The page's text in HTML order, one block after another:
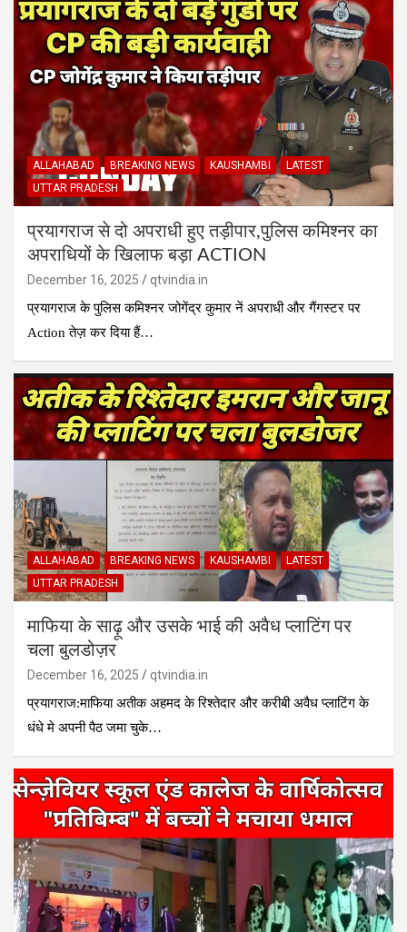
ALLAHABAD BREAKING NEWS KAUSHAMBI
LATEST
UTTAR PRADESH
प्रयागराज से दो अपराधी हुए तड़ीपार,पुलिस कमिश्नर का
अपराधियों के खिलाफ बड़ा ACTION
December 16, 2025
qtvindia.in
प्रयागराज के पुलिस कमिश्नर जोगेंद्र कुमार नें अपराधी और गैंगस्टर पर
Action तेज़ कर दिया हैं…
ALLAHABAD BREAKING NEWS KAUSHAMBI
LATEST
UTTAR PRADESH
माफिया के साढ़ू और उसके भाई की अवैध प्लाटिंग पर
चला बुलडोज़र
December 16, 2025
qtvindia.in
प्रयागराज:माफिया अतीक अहमद के रिश्तेदार और करीबी अवैध प्लाटिंग के
धंधे मे अपनी पैठ जमा चुके…